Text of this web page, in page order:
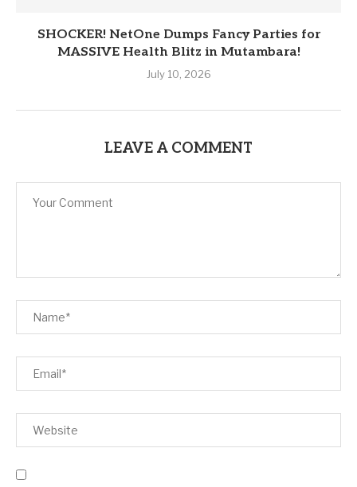
SHOCKER! NetOne Dumps Fancy Parties for
MASSIVE Health Blitz in Mutambara!
July 10, 2026
LEAVE A COMMENT